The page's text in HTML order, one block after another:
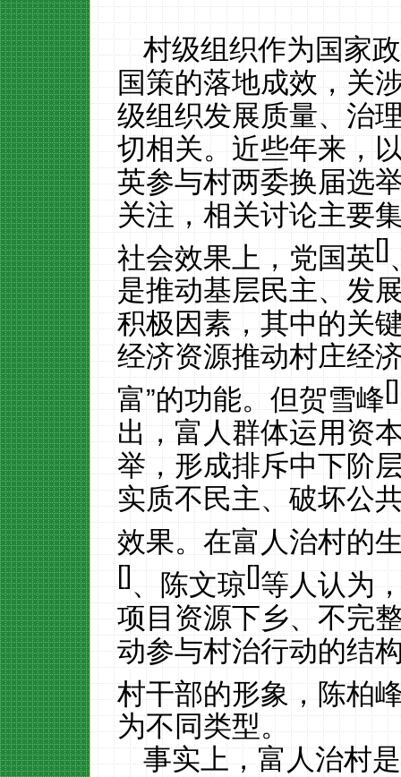
村级组织作为国家
国策的落地成效，关
级组织发展质量、治
切相关。近些年来，
英参与村两委换届选
关注，相关讨论主要
社会效果上，党国英[]
是推动基层民主、发
积极因素，其中的关
经济资源推动村庄经
富”的功能。但贺雪峰[]
出，富人群体运用资
举，形成排斥中下阶
实质不民主、破坏公
效果。在富人治村的
[]、陈文琼[]等人认为
项目资源下乡、不完
动参与村治行动的结
村干部的形象，陈柏
为不同类型。
事实上，富人治村